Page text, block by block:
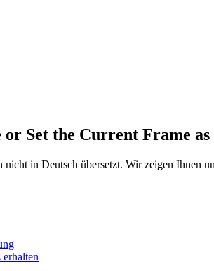
or Set the Current Frame
in Deutsch übersetzt. Wir zeigen Ihnen